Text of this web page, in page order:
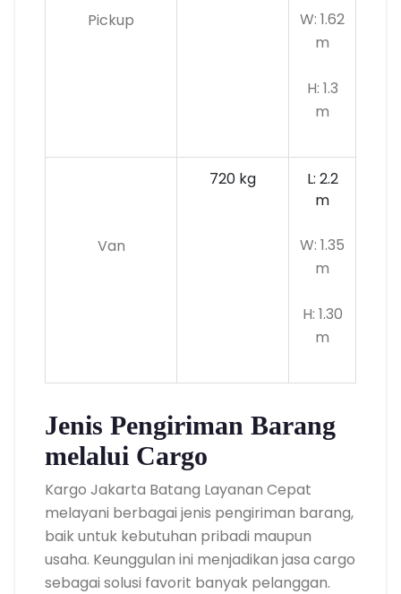
Pickup
W: 1.62
m
H: 1.3
m
Van
720 kg
L: 2.2
m
W: 1.35
m
H: 1.30
m
Jenis Pengiriman Barang
melalui Cargo
Kargo Jakarta Batang Layanan Cepat
melayani berbagai jenis pengiriman barang,
baik untuk kebutuhan pribadi maupun
usaha. Keunggulan ini menjadikan jasa cargo
sebagai solusi favorit banyak pelanggan.